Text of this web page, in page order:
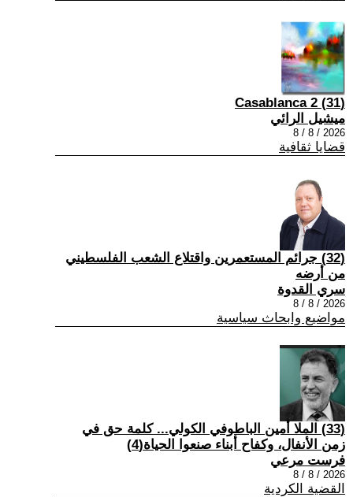
(31) Casablanca 2
ميشيل الرائي
2026 / 8 / 8
قضايا ثقافية
(32) جرائم المستعمرين واقتلاع الشعب الفلسطيني
من أرضه
سري القدوة
2026 / 8 / 8
مواضيع وابحاث سياسية
(33) الملا أمين الباطوفي الكولي... كلمة حق في
زمن الأنفال، وكفاح أبناء صنعوا الحياة(4)
فرست مرعي
2026 / 8 / 8
القضية الكردية